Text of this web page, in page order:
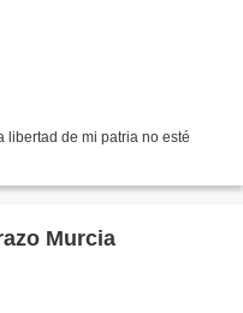
libertad de mi patria no esté
Murcia